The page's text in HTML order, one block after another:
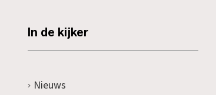
In de kijker
Nieuws